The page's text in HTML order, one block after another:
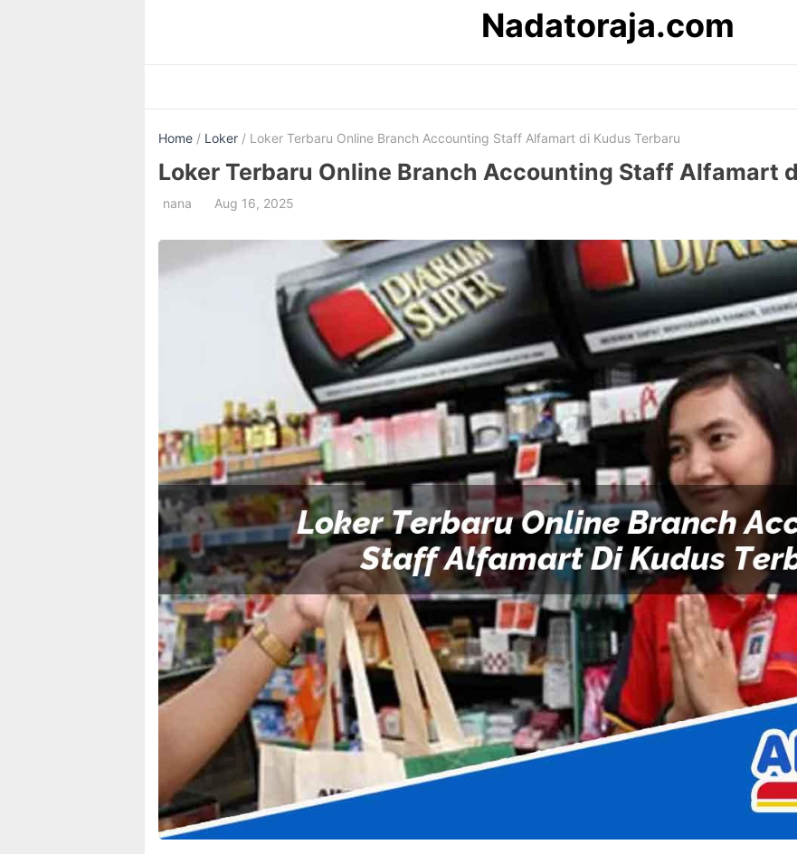
Nadatoraja.com
Home / Loker / Loker Terbaru Online Branch Accounting Staff Alfamart di Kudus Terbaru
Loker Terbaru Online Branch Accounting Staff Alfamart
nana Aug 16, 2025